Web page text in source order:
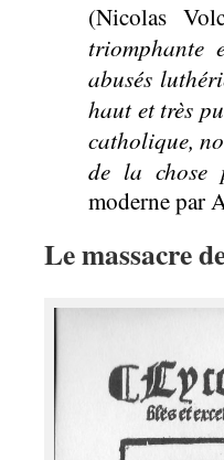
(Nicolas
triomphante
abusés
haut et très
catholique,
de la chose
moderne par
Le massacre